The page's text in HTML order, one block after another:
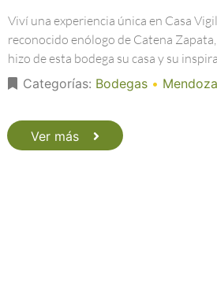
Viví una experiencia única en Casa
reconocido enólogo de Catena
hizo de esta bodega su casa y su
Categorías: Bodegas • Mendoza
Ver más